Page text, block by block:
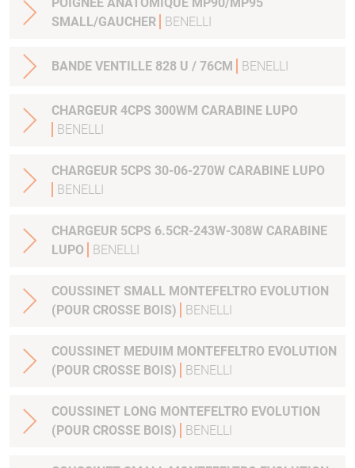
POIGNEE ANATOMIQUE MP90/MP95
SMALL/GAUCHER
BENELLI
BANDE VENTILLE 828 U / 76CM BENELLI
CHARGEUR 4CPS 300WM CARABINE LUPO
BENELLI
CHARGEUR 5CPS 30-06-270W CARABINE LUPO
BENELLI
CHARGEUR 5CPS 6.5CR-243W-308W CARABINE
LUPO
BENELLI
COUSSINET SMALL MONTEFELTRO EVOLUTION
(POUR CROSSE BOIS)
BENELLI
COUSSINET MEDUIM MONTEFELTRO EVOLUTION
(POUR CROSSE BOIS)
BENELLI
COUSSINET LONG MONTEFELTRO EVOLUTION
(POUR CROSSE BOIS)
BENELLI